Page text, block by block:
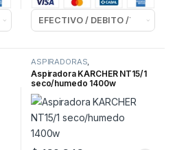
ASPIRADORAS
ELECTRODOMESTICOS ,
LIMPIEZA y ROPA
Aspiradora KARCHER NT15/1
seco/humedo 1400w